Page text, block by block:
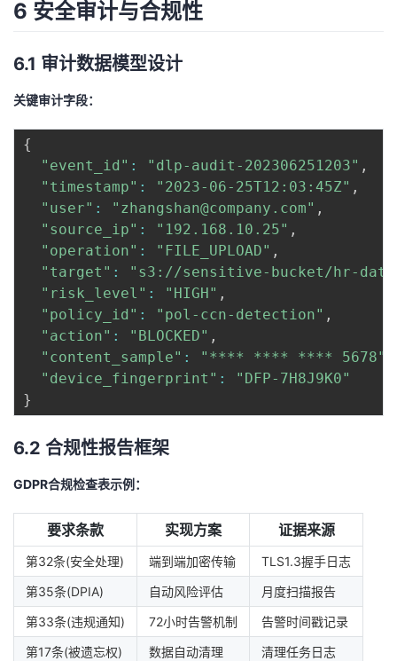
6 安全审计与合规性
6.1 审计数据模型设计
关键审计字段：
{
"event_id" : "dlp-audit-202306251203" ,
"timestamp" : "2023-06-25T12:03:45Z" ,
"user" : "zhangshan@company.com" ,
"source_ip" : "192.168.10.25" ,
"operation" : "FILE_UPLOAD" ,
"target" :
"s3://sensitive-bucket/hr-
"risk_level" : "HIGH" ,
"policy_id" : "pol-ccn-detection" ,
"action" : "BLOCKED" ,
"content_sample" : "**** **** **** 5678"
"device_fingerprint" :
"DFP-7H8J9K0"
}
6.2 合规性报告框架
GDPR合规检查表示例：
要求条款 实现方案 证据来源
第32条(安全处理) 端到端加密传输
TLS1.3握手日志
第35条(DPIA)
自动风险评估
月度扫描报告
第33条(违规通知)
72小时告警机制
告警时间戳记录
第17条(被遗忘权)
数据自动清理 清理任务日志